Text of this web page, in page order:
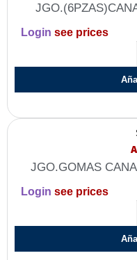
Login see prices
JGO.GOMAS
Login see prices